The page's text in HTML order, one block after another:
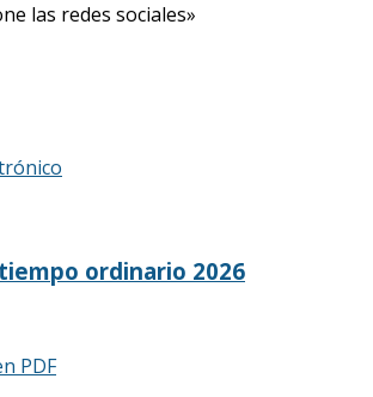
las redes sociales»
ordinario 2026
PDF